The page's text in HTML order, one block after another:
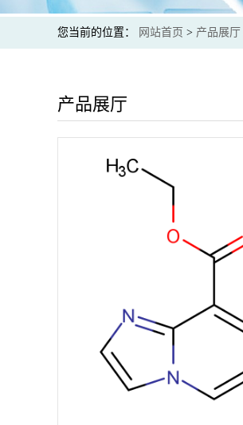
您当前的位置： 网站首页 > 产品展厅
产品展厅